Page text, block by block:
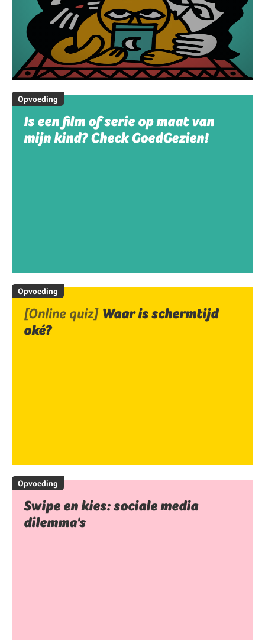
Opvoeding
Is een film of serie op maat van
mijn kind? Check GoedGezien!
Opvoeding
[Online quiz] Waar is schermtijd
oké?
Opvoeding
Swipe en kies: sociale media
dilemma's